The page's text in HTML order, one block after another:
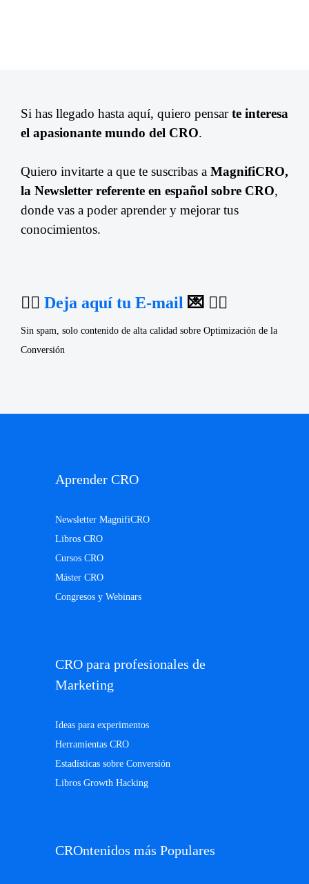
Si has llegado hasta aquí, quiero pensarte interesa
el apasionante mundo del CRO.
Quiero invitarte a que te suscribas a MagnifiCRO,
la Newsletter referente en español sobre CRO,
donde vas a poder aprender y mejorar tus
conocimientos.
👉🏼 Deja aquí tu E-mail 💌 👈🏼
Sin spam, solo contenido de alta calidad sobre Optimización de la
Conversión
Aprender CRO
Newsletter MagnifiCRO
Libros CRO
Cursos CRO
Máster CRO
Congresos y Webinars
CRO para profesionales de
Marketing
Ideas para experimentos
Herramientas CRO
Estadísticas sobre Conversión
Libros Growth Hacking
CROntenidos más Populares